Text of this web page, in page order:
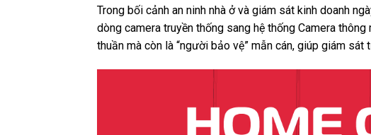
Trong bối cảnh an ninh nhà ở và giám sát kinh doanh
dòng camera truyền thống sang hệ thống Camera
thuần mà còn là “người bảo vệ” mẫn cán, giúp giám